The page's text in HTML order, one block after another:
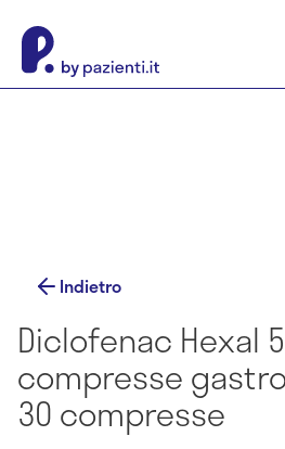
Indietro
Diclofenac Hexal
compresse
30 compresse